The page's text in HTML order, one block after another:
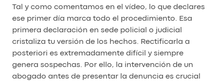
Tal y como comentamos en el vídeo, lo que declares
ese primer día marca todo el procedimiento. Esa
primera declaración en sede policial o judicial
cristaliza tu versión de los hechos. Rectificarla a
posteriori es extremadamente difícil y siempre
genera sospechas. Por ello, la intervención de un
abogado antes de presentar la denuncia es crucial